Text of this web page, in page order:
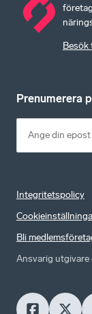
Besök
Prenumerera
Integritetspolicy
Bli
Ansvarig